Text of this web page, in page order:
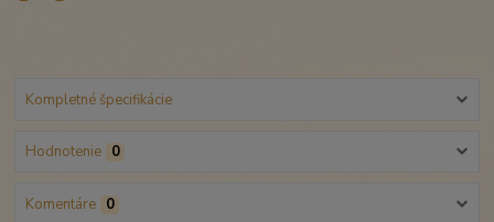
Kompletné špecifikácie
Hodnotenie 0
Komentáre 0